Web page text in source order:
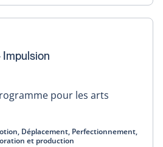
pour les arts
Déplacement, Perfectionnement,
et production